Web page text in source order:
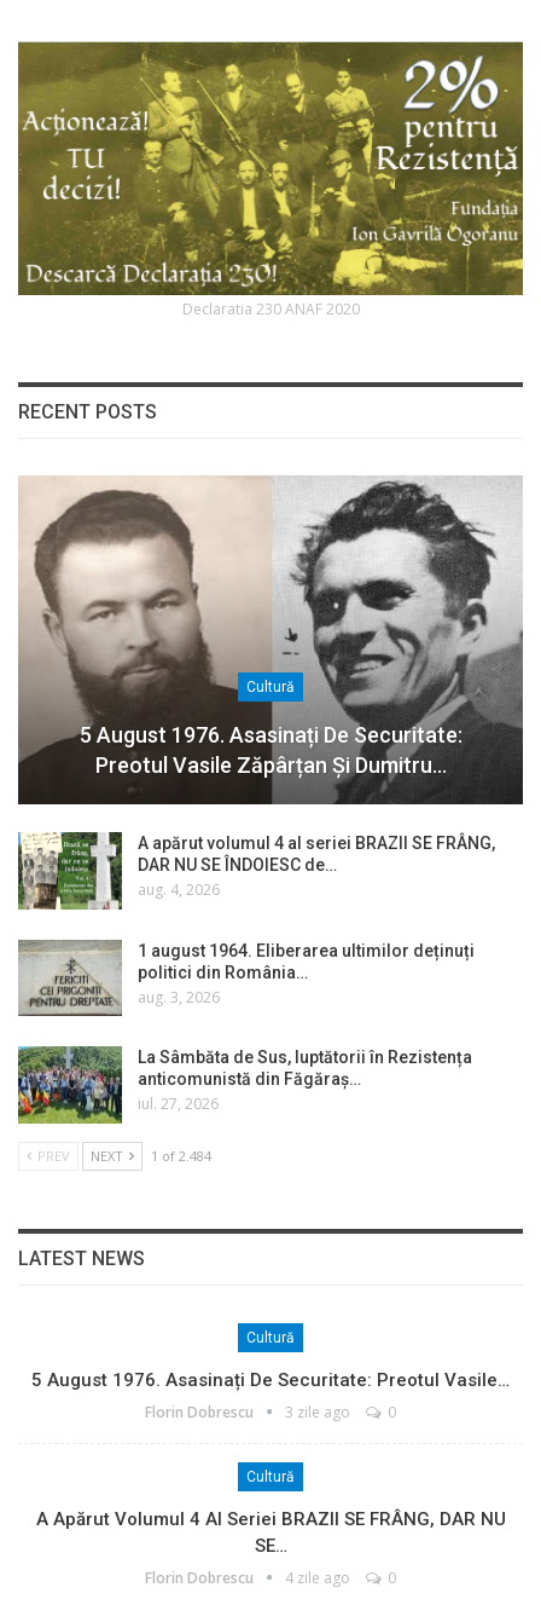
Declaratia 230 ANAF 2020
RECENT POSTS
Cultură
5 August 1976. Asasinați De Securitate:
Preotul Vasile Zăpârțan Și Dumitru…
A apărut volumul 4 al seriei BRAZII SE FRÂNG,
DAR NU SE ÎNDOIESC de…
aug. 4, 2026
1 august 1964. Eliberarea ultimilor deținuți
politici din România…
aug. 3, 2026
La Sâmbăta de Sus, luptătorii în Rezistența
anticomunistă din Făgăraș…
iul. 27, 2026
PREV NEXT 1 of 2.484
LATEST NEWS
Cultură
5 August 1976. Asasinați De Securitate: Preotul Vasile…
Florin Dobrescu 3 zile ago 0
Cultură
A Apărut Volumul 4 Al Seriei BRAZII SE FRÂNG, DAR NU
SE…
Florin Dobrescu 4 zile ago 0